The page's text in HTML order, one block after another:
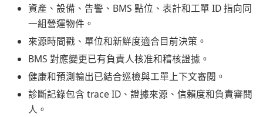
資產、設備、告警、BMS 點位、表計和工單 ID 指向同
一組營運物件。
來源時間戳、單位和新鮮度適合目前決策。
BMS 對應變更已有負責人核准和稽核證據。
健康和預測輸出已結合巡檢與工單上下文審閱。
診斷記錄包含 trace ID、證據來源、信賴度和負責審閱
人。